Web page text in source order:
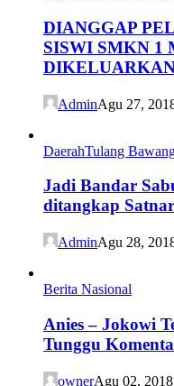
DIANGGAP
SISWI SMKN 1
AdminAgu 27,
DaerahTulang
Jadi Bandar
ditangkap
AdminAgu 28,
Berita Nasional
Anies – Jokowi
Tunggu
ownerAgu 02, 2018